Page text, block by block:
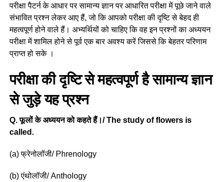
परीक्षा पैटर्न के आधार पर सामान्य ज्ञान पर आधारित परीक्षा में पूछे जाने वाले
संभावित प्रश्न लेकर आए हैं, जो कि आपको परीक्षा की दृष्टि से बेहद ही
महत्वपूर्ण होने वाले हैं। अभ्यर्थियों को चाहिए कि वह इन प्रश्नों का अध्ययन
परीक्षा में शामिल होने से पूर्व एक बार अवश्य करें जिससे कि बेहतर परिणाम
प्राप्त हो सके ।
परीक्षा की दृष्टि से महत्वपूर्ण है सामान्य ज्ञान
से जुड़े यह प्रश्न
Q. फूलों के अध्ययन को कहते हैं।/ The study of flowers is
called.
(a) फ्रेनोलॉजी/ Phrenology
(b) एंथोलॉजी/ Anthology